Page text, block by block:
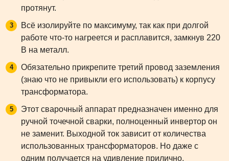
протянут.
Всё изолируйте по максимуму, так как при долгой
работе что-то нагреется и расплавится, замкнув 220
В на металл.
Обязательно прикрепите третий провод заземления
(знаю что не привыкли его использовать) к корпусу
трансформатора.
Этот сварочный аппарат предназначен именно для
ручной точечной сварки, полноценный инвертор он
не заменит. Выходной ток зависит от количества
использованных трансформаторов. Но даже с
одним получается на удивление прилично.